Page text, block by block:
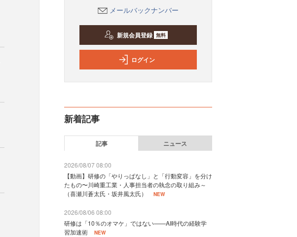
メールバックナンバー
新規会員登録 無料
ログイン
新着記事
記事 ニュース
2026/08/07 08:00
【動画】研修の「やりっぱなし」と「行動変容」を分け
たもの〜川崎重工業・人事担当者の執念の取り組み～
（喜瀬川蒼太氏・坂井風太氏）
NEW
2026/08/06 08:00
研修は「10％のオマケ」ではない——AI時代の経験学
習加速術
NEW